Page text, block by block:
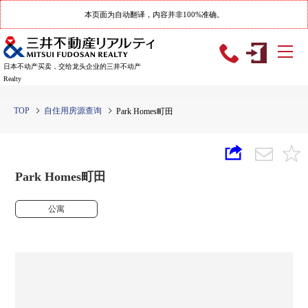
本页面为自动翻译，内容并非100%准确。
日本不动产买卖，交给龙头企业的三井不动产
Realty
TOP 自住用房源查询 Park Homes町田
Park Homes町田
公寓